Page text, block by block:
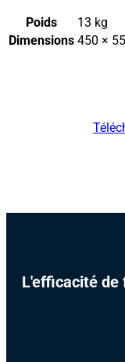
Poids
13 kg
Dimensions 450 ×
L'efficacité